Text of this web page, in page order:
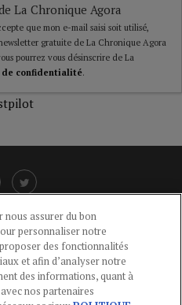
La Chronique Agora
que mon e-mail saisi soit utilisé,
gratuite de La Chronique Agora
pourrez vous désinscrire de La
confidentialité.
UTILES
-POLITIQUE DES COOKIES
-AIDE
nous assurer du bon
personnaliser notre
des fonctionnalités
et afin d’analyser notre
des informations, quant à
nos partenaires